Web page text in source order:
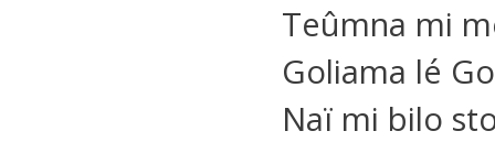
Teûmna mi
Goliama lé
Naï mi bilo